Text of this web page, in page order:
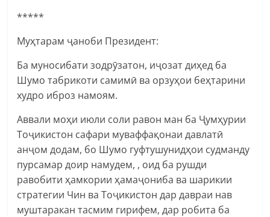
*****
Муҳтарам ҷаноби Президент:
Ба муносибати зодрӯзатон, иҷозат диҳед ба
Шумо табрикоти самимӣ ва орзуҳои беҳтарини
худро иброз намоям.
Аввали моҳи июли соли равон ман ба Ҷумҳурии
Тоҷикистон сафари муваффақонаи давлатӣ
анҷом додам, бо Шумо гуфтушунидҳои судманду
пурсамар доир намудем, , оид ба рушди
равобити ҳамкории ҳамаҷониба ва шарикии
стратегии Чин ва Тоҷикистон дар давраи нав
муштаракан тасмим гирифем, дар робита ба